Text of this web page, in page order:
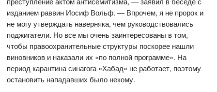
изданием раввин Иосиф Вольф. — Впрочем, я не пророк и
не могу утверждать наверняка, чем руководствовались
поджигатели. Но все мы очень заинтересованы в том,
чтобы правоохранительные структуры поскорее нашли
виновников и наказали их «по полной программе». На
период карантина синагога «Хабад» не работает, поэтому
остановить нападавших было некому.